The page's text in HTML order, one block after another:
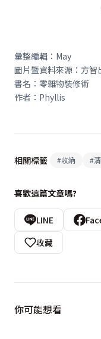
彙整編輯：May
圖片暨資料來源：方智
書名：零雜物裝修術
作者：Phyllis
相關標籤 #收納 #
喜歡這篇文章嗎?
LINE
收藏
你可能想看